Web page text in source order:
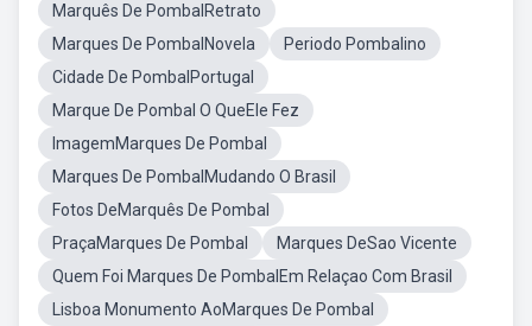
Marquês De PombalRetrato
Marques De PombalNovela
Periodo Pombalino
Cidade De PombalPortugal
Marque De Pombal O QueEle Fez
ImagemMarques De Pombal
Marques De PombalMudando O Brasil
Fotos DeMarquês De Pombal
PraçaMarques De Pombal
Marques DeSao Vicente
Quem Foi Marques De PombalEm Relaçao Com Brasil
Lisboa Monumento AoMarques De Pombal